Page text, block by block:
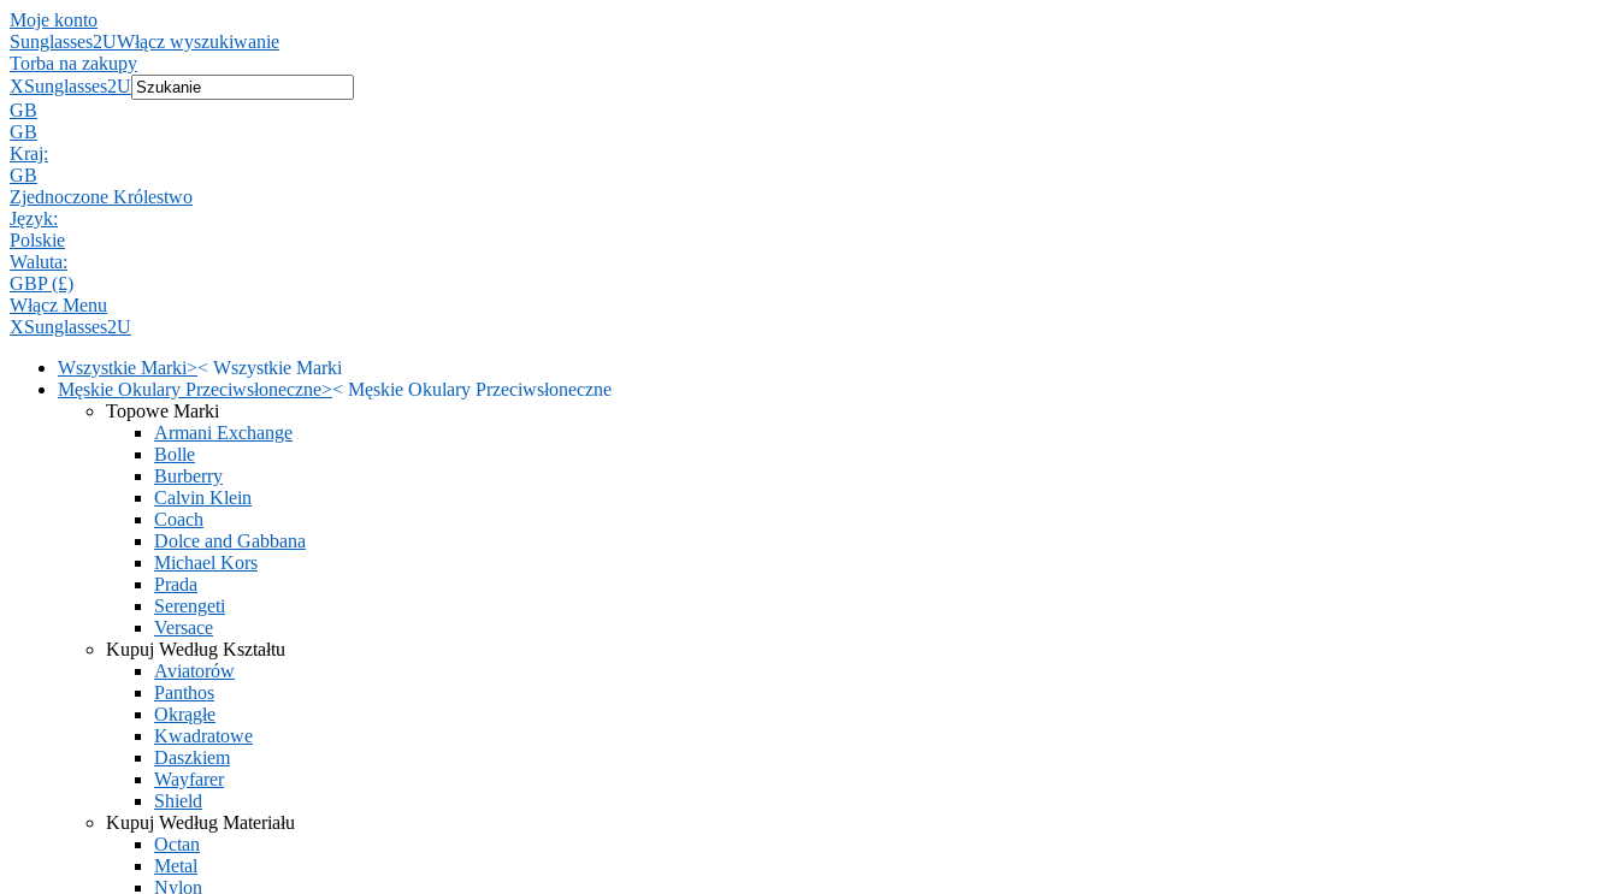
Moje konto
Sunglasses2UWłącz wyszukiwanie
Torba na zakupy
XSunglasses2U
GB
GB
Kraj:
GB
Zjednoczone Królestwo
Język:
Polskie
Waluta:
GBP (£)
Włącz Menu
XSunglasses2U
Wszystkie Marki>< Wszystkie Marki
Męskie Okulary Przeciwsłoneczne>< Męskie Okulary Przeciwsłoneczne
Topowe Marki
Armani Exchange
Bolle
Burberry
Calvin Klein
Coach
Dolce and Gabbana
Michael Kors
Prada
Serengeti
Versace
Kupuj Według Kształtu
Aviatorów
Panthos
Okrągłe
Kwadratowe
Daszkiem
Wayfarer
Shield
Kupuj Według Materiału
Octan
Metal
Nylon